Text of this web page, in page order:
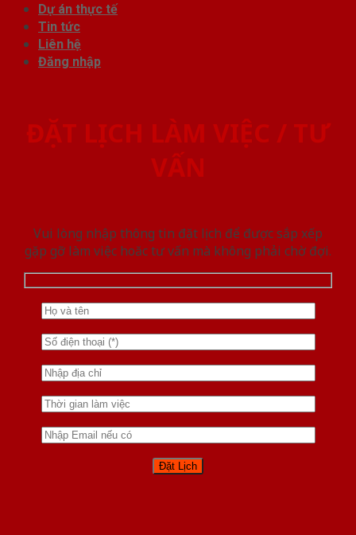
Dự án thực tế
Tin tức
Liên hệ
Đăng nhập
ĐẶT LỊCH LÀM VIỆC / TƯ
VẤN
Vui lòng nhập thông tin đặt lịch để được sắp xếp
gặp gỡ làm việc hoăc tư vấn mà không phải chờ đợi.